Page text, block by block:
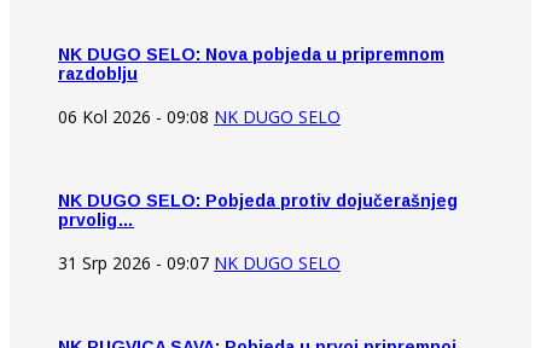
NK DUGO SELO: Nova pobjeda u pripremnom
razdoblju
06 Kol 2026 - 09:08 NK DUGO SELO
NK DUGO SELO: Pobjeda protiv dojučerašnjeg
prvolig…
31 Srp 2026 - 09:07 NK DUGO SELO